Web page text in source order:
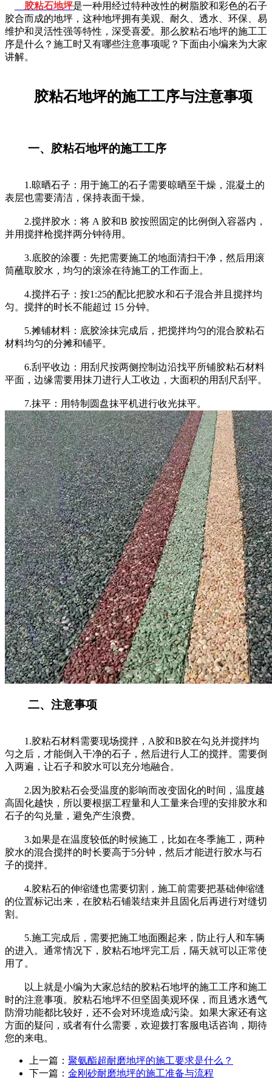
胶粘石地坪是一种用经过特种改性的树脂胶和彩色的石子
胶合而成的地坪，这种地坪拥有美观、耐久、透水、环保、易
维护和灵活性强等特性，深受喜爱。那么胶粘石地坪的施工工
序是什么？施工时又有哪些注意事项呢？下面由小编来为大家
讲解。
胶粘石地坪的施工工序与注意事项
一、胶粘石地坪的施工工序
1.晾晒石子：用于施工的石子需要晾晒至干燥，混凝土的
表层也需要清洁，保持表面干燥。
2.搅拌胶水：将 A 胶和B 胶按照固定的比例倒入容器内，
并用搅拌枪搅拌两分钟待用。
3.底胶的涂覆：先把需要施工的地面清扫干净，然后用滚
筒蘸取胶水，均匀的滚涂在待施工的工作面上。
4.搅拌石子：按1:25的配比把胶水和石子混合并且搅拌均
匀。搅拌的时长不能超过 15 分钟。
5.摊铺材料：底胶涂抹完成后，把搅拌均匀的混合胶粘石
材料均匀的分摊和铺平。
6.刮平收边：用刮尺按两侧控制边沿找平所铺胶粘石材料
平面，边缘需要用抹刀进行人工收边，大面积的用刮尺刮平。
7.抹平：用特制圆盘抹平机进行收光抹平。
二、注意事项
1.胶粘石材料需要现场搅拌，A胶和B胶在勾兑并搅拌均
匀之后，才能倒入干净的石子，然后进行人工的搅拌。需要倒
入两遍，让石子和胶水可以充分地融合。
2.因为胶粘石会受温度的影响而改变固化的时间，温度越
高固化越快，所以要根据工程量和人工量来合理的安排胶水和
石子的勾兑量，避免产生浪费。
3.如果是在温度较低的时候施工，比如在冬季施工，两种
胶水的混合搅拌的时长要高于5分钟，然后才能进行胶水与石
子的搅拌。
4.胶粘石的伸缩缝也需要切割，施工前需要把基础伸缩缝
的位置标记出来，在胶粘石铺装结束并且固化后再进行对缝切
割。
5.施工完成后，需要把施工地面圈起来，防止行人和车辆
的进入。通常情况下，胶粘石地坪完工后，隔天就可以正常使
用了。
以上就是小编为大家总结的胶粘石地坪的施工工序和施工
时的注意事项。胶粘石地坪不但坚固美观环保，而且透水透气
防滑功能都比较好，还不会对环境造成污染。如果大家还有这
方面的疑问，或者有什么需要，欢迎拨打客服电话咨询，期待
您的来电。
上一篇： 聚氨酯超耐磨地坪的施工要求是什么？
下一篇： 金刚砂耐磨地坪的施工准备与流程